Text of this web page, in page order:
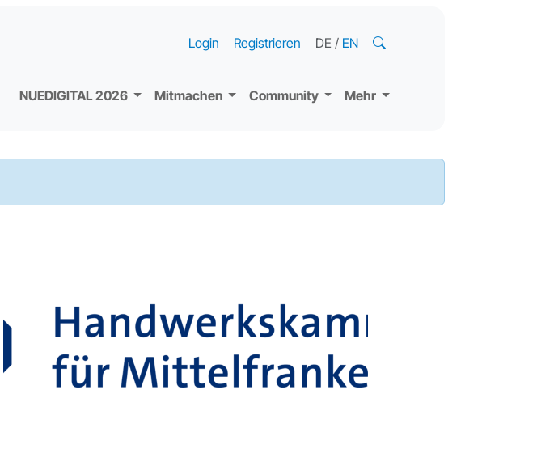
NUEDIGITAL 2026 Mitmachen Community Mehr
Login Registrieren DE / EN